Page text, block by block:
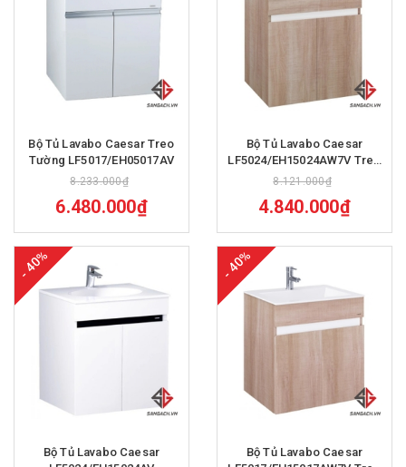
Bộ Tủ Lavabo Caesar Treo
Tường LF5017/EH05017AV
8.233.000₫
6.480.000₫
Bộ Tủ Lavabo Caesar
LF5024/EH15024AW7V Treo
Tường 600x500mm
8.121.000₫
4.840.000₫
- 40%
Bộ Tủ Lavabo Caesar
- 40%
Bộ Tủ Lavabo Caesar